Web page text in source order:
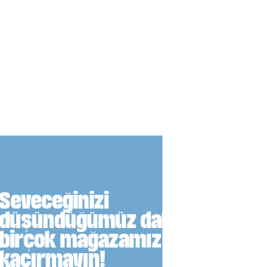
Seveceğinizi
düşündüğümüz daha
birçok mağazamız var,
kaçırmayın!